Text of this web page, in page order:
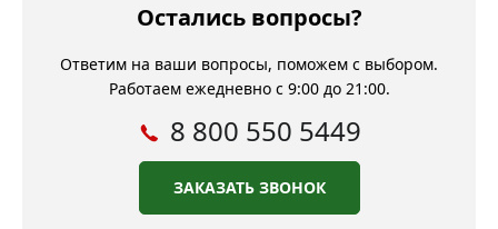
Остались вопросы?
Ответим на ваши вопросы, поможем с выбором.
Работаем ежедневно с 9:00 до 21:00.
8 800 550 5449
ЗАКАЗАТЬ ЗВОНОК